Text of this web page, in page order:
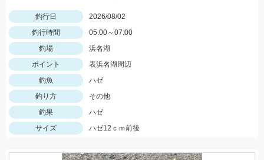
釣行日
2026/08/02
釣行時間
05:00～07:00
釣場
浜名湖
ポイント
表浜名湖周辺
釣魚
ハゼ
釣り方
その他
釣果
ハゼ
サイズ
ハゼ12ｃｍ前後